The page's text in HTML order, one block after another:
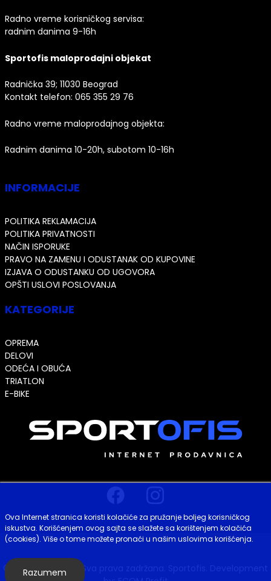
Radno vreme korisničkog servisa:
radnim danima 9-16h
Sportofis maloprodajni objekat
Radnička 39; 11030 Beograd
Kontakt telefon: 065 355 29 76
Radno vreme maloprodajnog objekta:
Radnim danima 10-20h, subotom 10-16h
INFORMACIJE
POLITIKA REKLAMACIJA
POLITIKA PRIVATNOSTI
NAČIN ISPORUKE
PRAVO NA ZAMENU I ODUSTANAK OD KUPOVINE
IZJAVA O ODUSTANKU OD UGOVORA
OPŠTI USLOVI POSLOVANJA
KATEGORIJE
OPREMA
DELOVI
ODEĆA I OBUĆA
TRIATLON
E-BIKE
© Copyright 2026. Sva prava zadržana. Sportofis. Development
Ova Internet stranica koristi kolačiće za pružanje boljeg korisničkog
iskustva. Korišćenjem ovog sajta se slažete sa korištenjem kolačića
(cookies). Više o tome možete pronaći u našim uslovima korišćenja.
Razumem